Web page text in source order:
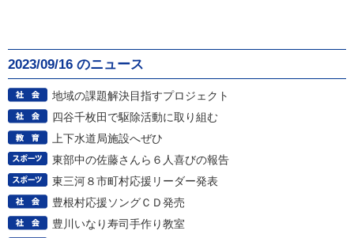
2023/09/16 のニュース
地域の課題解決目指すプロジェクト
四谷千枚田で駆除活動に取り組む
上下水道局施設へぜひ
東部中の佐藤さんら６人喜びの報告
東三河８市町村応援リーダー発表
豊根村応援ソングＣＤ発売
豊川いなり寿司手作り教室